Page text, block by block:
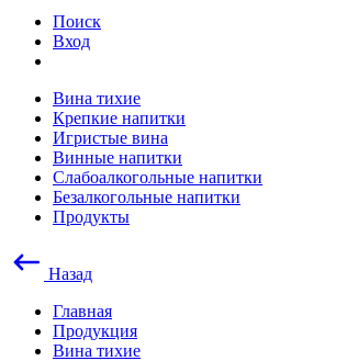
Поиск
Вход
Вина тихие
Крепкие напитки
Игристые вина
Винные напитки
Слабоалкогольные напитки
Безалкогольные напитки
Продукты
Назад
Главная
Продукция
Вина тихие